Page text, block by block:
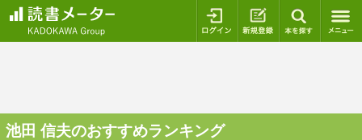
ログイン 新規登録
池田 信夫のおすすめランキング